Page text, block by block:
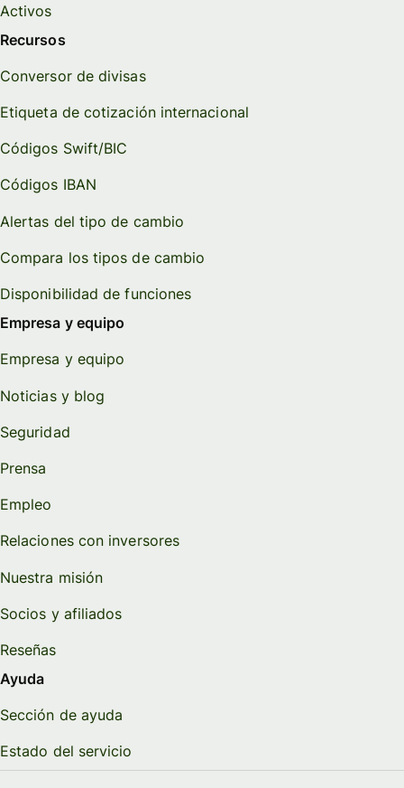
Activos
Recursos
Conversor de divisas
Etiqueta de cotización internacional
Códigos Swift/BIC
Códigos IBAN
Alertas del tipo de cambio
Compara los tipos de cambio
Disponibilidad de funciones
Empresa y equipo
Empresa y equipo
Noticias y blog
Seguridad
Prensa
Empleo
Relaciones con inversores
Nuestra misión
Socios y afiliados
Reseñas
Ayuda
Sección de ayuda
Estado del servicio